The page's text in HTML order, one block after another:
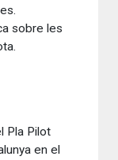
sobre les
Pla Pilot
en el